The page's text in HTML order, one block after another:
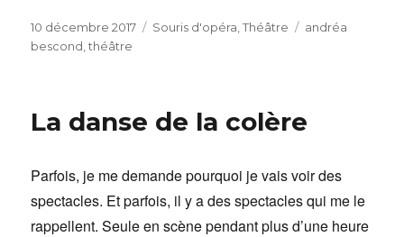
Publié
le
10 décembre 2017 Catégories
Souris d'opéra ,Théâtre Étiquettes
andréa
bescond ,théâtre
La danse de la colère
Parfois, je me demande pourquoi je vais voir des
spectacles. Et parfois, il y a des spectacles qui me le
rappellent. Seule en scène pendant plus d’une heure